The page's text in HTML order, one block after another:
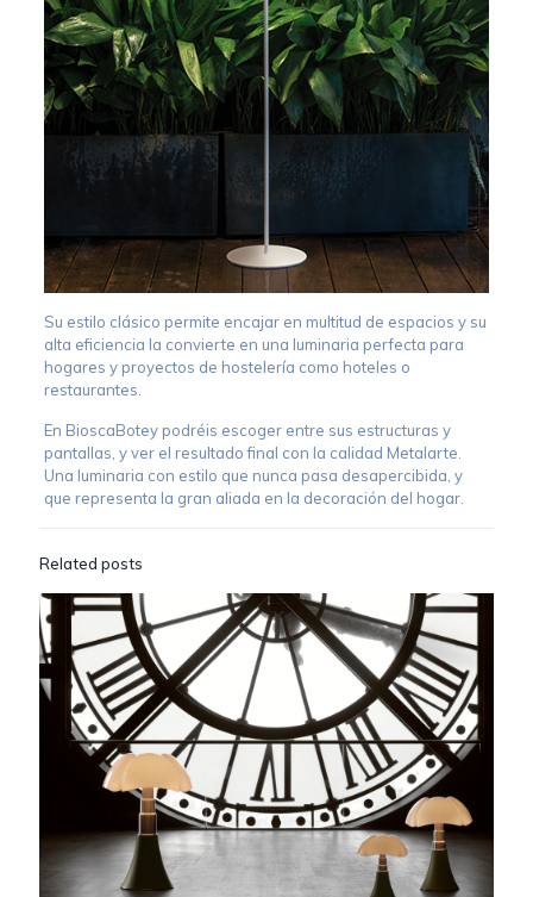
Su estilo clásico permite encajar en multitud de espacios y su
alta eficiencia la convierte en una luminaria perfecta para
hogares y proyectos de hostelería como hoteles o
restaurantes.
En BioscaBotey podréis escoger entre sus estructuras y
pantallas, y ver el resultado final con la calidad Metalarte.
Una luminaria con estilo que nunca pasa desapercibida, y
que representa la gran aliada en la decoración del hogar.
Related posts